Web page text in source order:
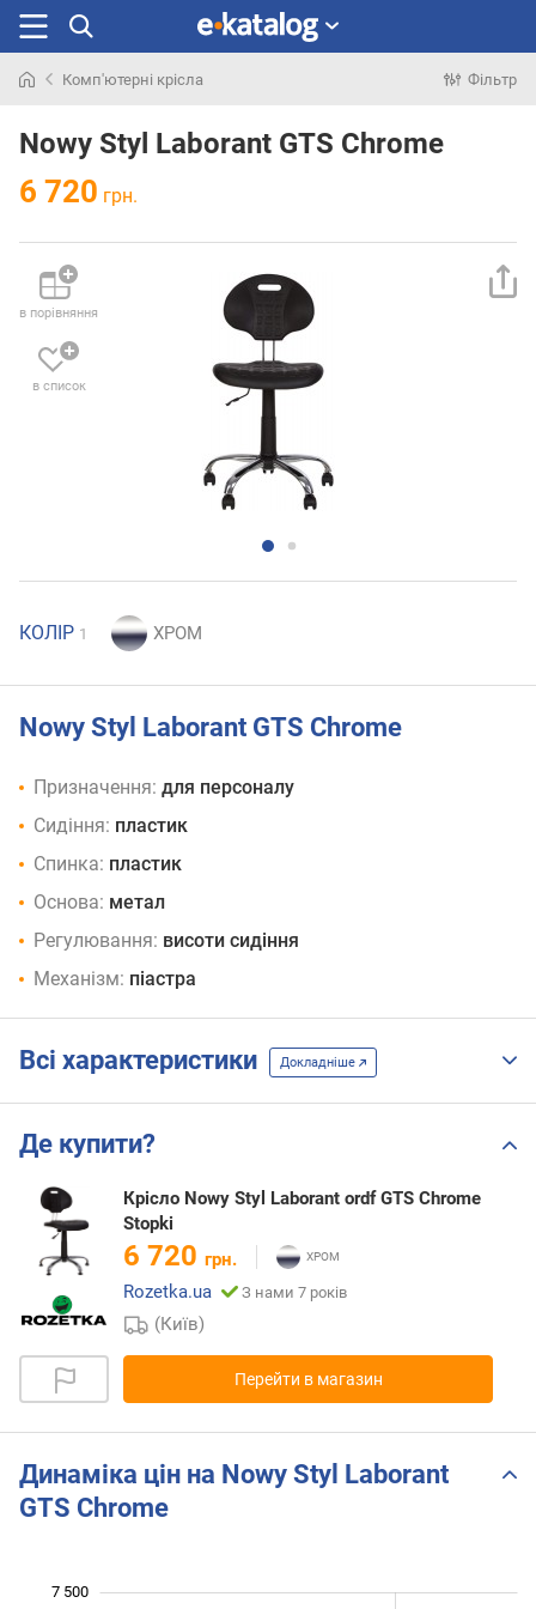
раніше
Комп'ютерні крісла Фільтр
Nowy Styl Laborant GTS Chrome
6 720 грн.
в порівняння
в список
КОЛІР 1
Nowy Styl Laborant GTS Chrome
Призначення: для персоналу
Сидіння: пластик
Спинка: пластик
Основа: метал
Регулювання: висоти сидіння
Механізм: піастра
Всі характеристики Докладніше
Де купити?
Крісло Nowy Styl Laborant ordf GTS Chrome
Stopki
6 720 грн.
Rozetka.ua
З нами 7 років
(Київ)
Перейти в магазин
Динаміка цін на Nowy Styl Laborant
GTS Chrome
7 500